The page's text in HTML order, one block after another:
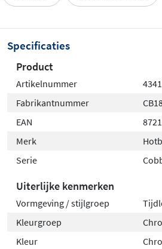
Specificaties
Product
Artikelnummer
Fabrikantnummer
EAN
Merk
Serie
Uiterlijke kenmerken
Vormgeving / stijlgroep
Kleurgroep
Kleur